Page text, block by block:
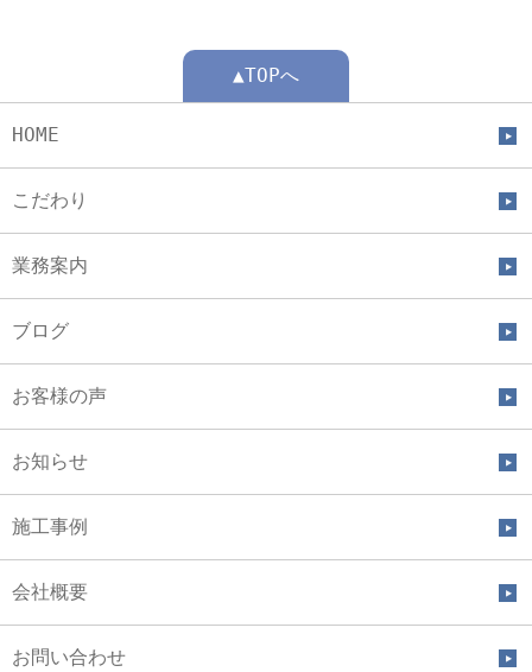
▲TOPへ
HOME
こだわり
業務案内
ブログ
お客様の声
お知らせ
施工事例
会社概要
お問い合わせ